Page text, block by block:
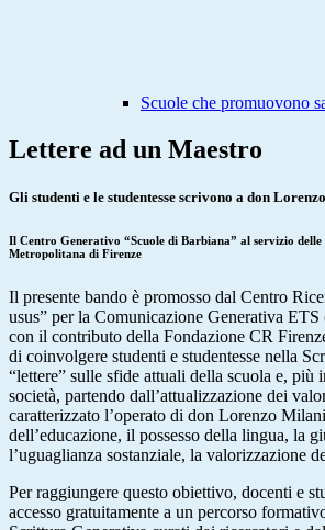
Scuole che promuovono
Lettere ad un Maestro
Gli studenti e le studentesse scrivono a don
Il Centro Generativo “Scuole di Barbiana” al servizio delle
Metropolitana di Firenze
Il presente bando è promosso dal Centro
usus” per la Comunicazione Generativa
con il contributo della Fondazione CR
di coinvolgere studenti e studentesse nella
“lettere” sulle sfide attuali della scuola e, più
società, partendo dall’attualizzazione dei
caratterizzato l’operato di don Lorenzo
dell’educazione, il possesso della lingua, la
l’uguaglianza sostanziale, la valorizzazione
Per raggiungere questo obiettivo, docenti e
accesso gratuitamente a un percorso